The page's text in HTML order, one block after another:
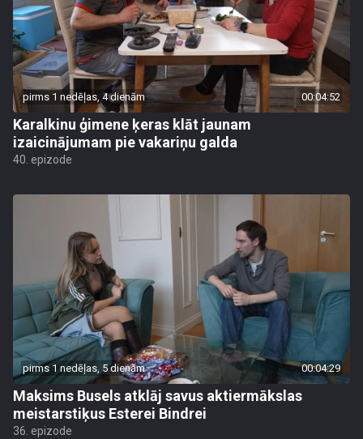
pirms 1 nedēļas, 4 dienām 00:04:52
Karalkinu ģimene ķeras klāt jaunam
izaicinājumam pie vakariņu galda
40. epizode
pirms 1 nedēļas, 5 dienām 00:04:29
Maksims Busels atklāj savus aktiermākslas
meistarstiķus Esterei Bindrei
36. epizode